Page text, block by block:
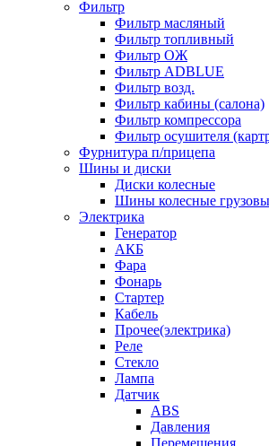
Фильтр
Фильтр масляный
Фильтр топливный
Фильтр ОЖ
Фильтр ADBLUE
Фильтр возд.
Фильтр кабины (салона)
Фильтр компрессора
Фильтр осушителя
Фурнитура п/прицепа
Шины и диски
Диски колесные
Шины колесные
Электрика
Генератор
АКБ
Фара
Фонарь
Стартер
Кабель
Прочее(электрика)
Реле
Стекло
Лампа
Датчик
ABS
Давления
Перемещения